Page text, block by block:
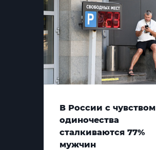
В России с чувством
одиночества
сталкиваются 77%
мужчин